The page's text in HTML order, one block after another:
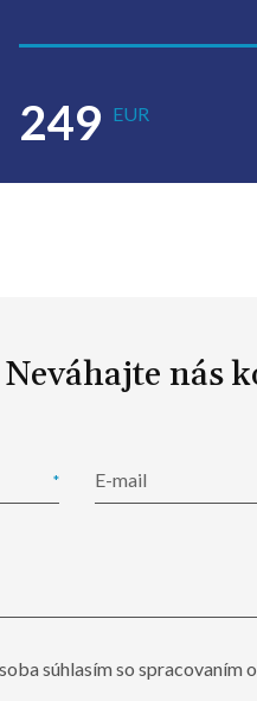
249 EUR
Neváhajte nás
E-mail
súhlasím so spracovaním